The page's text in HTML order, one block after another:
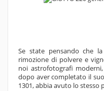
Se state pensando che
rimozione di polvere e
noi astrofotografi
dopo aver completato il
1301, abbia avuto lo stesso